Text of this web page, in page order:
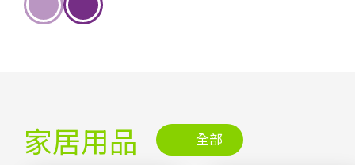
家居用品 全部